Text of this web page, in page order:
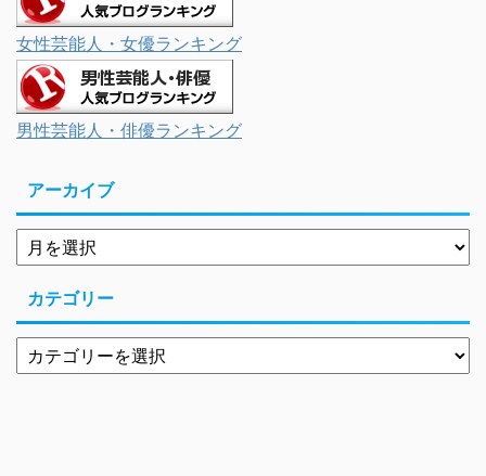
女性芸能人・女優ランキング
男性芸能人・俳優ランキング
アーカイブ
カテゴリー